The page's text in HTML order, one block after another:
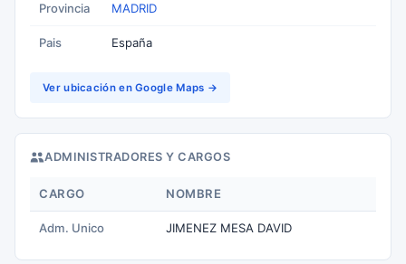
Provincia MADRID
Pais España
Ver ubicación en Google Maps →
ADMINISTRADORES Y CARGOS
CARGO NOMBRE
Adm. Unico JIMENEZ MESA DAVID